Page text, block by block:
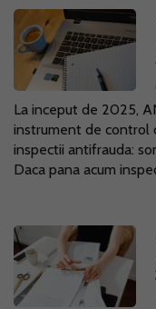
La inceput de 2025,
instrument de control
inspectii antifrauda:
Daca pana acum